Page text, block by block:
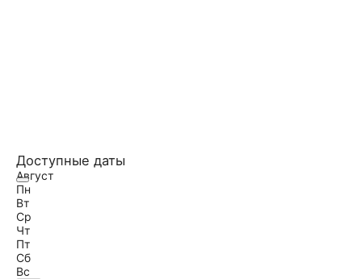
Доступные даты
Август
Пн
Вт
Ср
Чт
Пт
Сб
Вс